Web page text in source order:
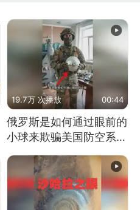
19.7万 次播放 00:44
俄罗斯是如何通过眼前的
小球来欺骗美国防空系统